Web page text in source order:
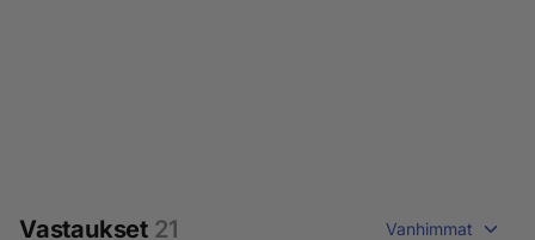
Vastaukset 21 Vanhimmat